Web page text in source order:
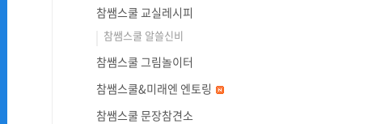
참쌤스쿨 교실레시피
참쌤스쿨 알쓸신비
참쌤스쿨 그림놀이터
참쌤스쿨&미래엔 엔토링
참쌤스쿨 문장참견소